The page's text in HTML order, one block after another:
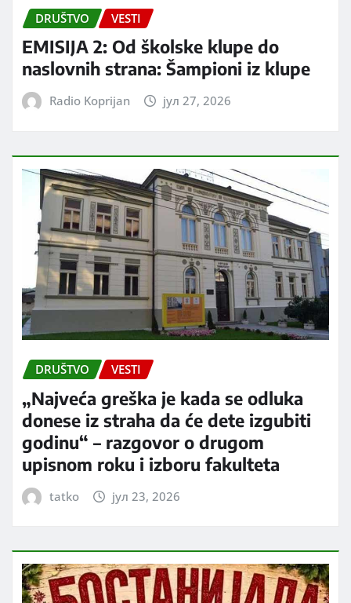
DRUŠTVO VESTI
EMISIJA 2: Od školske klupe do
naslovnih strana: Šampioni iz klupe
Radio Koprijan јул 27, 2026
DRUŠTVO VESTI
„Najveća greška je kada se odluka
donese iz straha da će dete izgubiti
godinu“ – razgovor o drugom
upisnom roku i izboru fakulteta
tatko јул 23, 2026